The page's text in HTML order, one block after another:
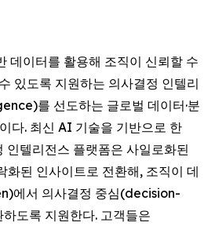
데이터를 활용해 조직이 신뢰할 수
있도록 지원하는 의사결정 인텔리
를 선도하는 글로벌 데이터·분
다. 최신 AI 기술을 기반으로 한
텔리전스 플랫폼은 사일로화된
화된 인사이트로 전환해, 조직이 데
에서 의사결정 중심(decision-
도록 지원한다. 고객들은